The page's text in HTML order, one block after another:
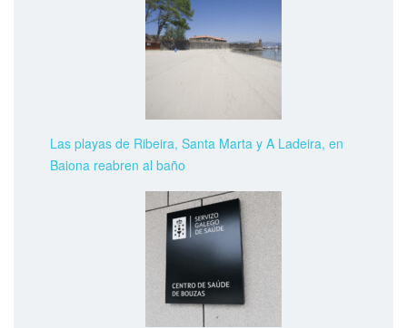
Las playas de Ribeira, Santa Marta y A Ladeira, en
Baiona reabren al baño